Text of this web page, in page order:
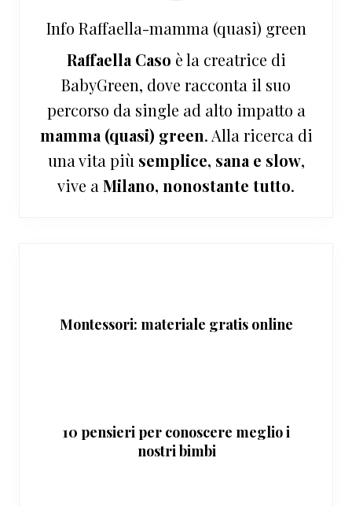
Info Raffaella-mamma (quasi) green
Raffaella Caso è la creatrice di
BabyGreen, dove racconta il suo
percorso da single ad alto impatto a
mamma (quasi) green. Alla ricerca di
una vita più semplice, sana e slow,
vive a Milano, nonostante tutto.
Montessori: materiale gratis online
10 pensieri per conoscere meglio i
nostri bimbi